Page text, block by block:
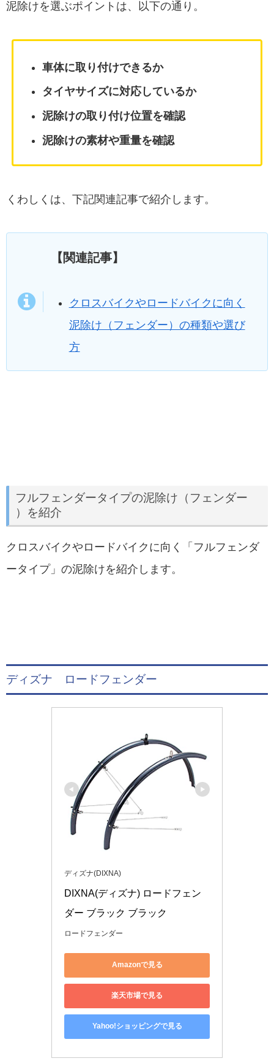
泥除けを選ぶポイントは、以下の通り。
車体に取り付けできるか
タイヤサイズに対応しているか
泥除けの取り付け位置を確認
泥除けの素材や重量を確認
くわしくは、下記関連記事で紹介します。
【関連記事】
クロスバイクやロードバイクに向く
泥除け（フェンダー）の種類や選び
方
フルフェンダータイプの泥除け（フェンダー
）を紹介
クロスバイクやロードバイクに向く「フルフェンダ
ータイプ」の泥除けを紹介します。
ディズナ ロードフェンダー
ディズナ(DIXNA)
DIXNA(ディズナ) ロードフェン
ダー ブラック ブラック
ロードフェンダー
Amazonで見る
楽天市場で見る
Yahoo!ショッピングで見る